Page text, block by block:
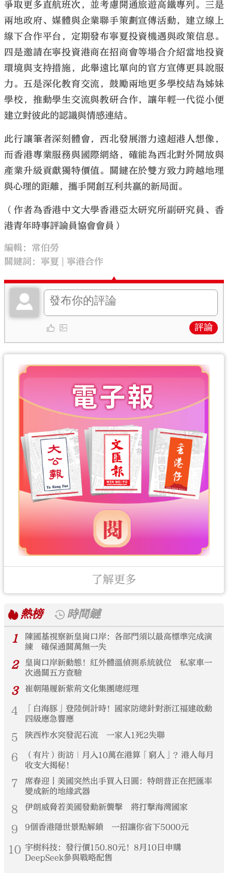
爭取更多直航班次，並考慮開通旅遊高鐵專列。三是
兩地政府、媒體與企業聯手策劃宣傳活動，建立線上
線下合作平台，定期發布寧夏投資機遇與政策信息。
四是邀請在寧投資港商在招商會等場合介紹當地投資
環境與支持措施，此舉遠比單向的官方宣傳更具說服
力。五是深化教育交流，鼓勵兩地更多學校結為姊妹
學校，推動學生交流與教研合作，讓年輕一代從小便
建立對彼此的認識與情感連結。
此行讓筆者深刻體會，西北發展潛力遠超港人想像，
而香港專業服務與國際網絡，確能為西北對外開放與
產業升級貢獻獨特價值。關鍵在於雙方致力跨越地理
與心理的距離，攜手開創互利共贏的新局面。
（作者為香港中文大學香港亞太研究所副研究員、香
港青年時事評論員協會會員）
編輯：常伯勞
關鍵詞：寧夏 寧港合作
評論
了解更多
熱榜
時間鏈
1
陳國基視察新皇崗口岸：各部門須以最高標準完成演
練 確保通關萬無一失
2
皇崗口岸新動態！紅外體溫偵測系統就位 私家車一
次過關五方查驗
3 崔朝陽履新紫荊文化集團總經理
4
「白海豚」登陸倒計時！國家防總針對浙江福建啟動
四級應急響應
5 陝西柞水突發泥石流 一家人1死2失聯
6
（有片）街訪｜月入10萬在港算「窮人」？港人每月
收支大揭秘！
7
席春迎丨美國突然出手買入日圓：特朗普正在把匯率
變成新的地緣武器
8 伊朗威脅若美國發動新襲擊 將打擊海灣國家
9 9個香港隱世景點解鎖 一招讓你省下5000元
10 宇樹科技：發行價150.80元！8月10日申購
DeepSeek參與戰略配售